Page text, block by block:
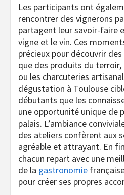
Les participants ont
rencontrer des vignerons
partagent leur savoir-faire
vigne et le vin. Ces
précieux pour découvrir
que des produits du
ou les charcuteries
dégustation à Toulouse
débutants que les
une opportunité unique de
palais. L’ambiance
des ateliers confèrent aux
agréable et attrayant. En
chacun repart avec une
de la gastronomie
pour créer ses propres